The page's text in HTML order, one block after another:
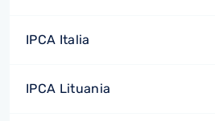
IPCA Italia
IPCA Lituania